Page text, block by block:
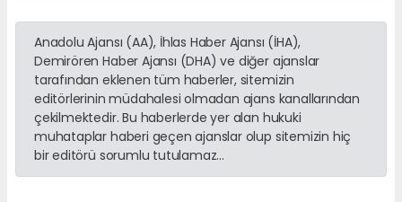
Anadolu Ajansı (AA), İhlas Haber Ajansı (İHA),
Demirören Haber Ajansı (DHA) ve diğer ajanslar
tarafından eklenen tüm haberler, sitemizin
editörlerinin müdahalesi olmadan ajans kanallarından
çekilmektedir. Bu haberlerde yer alan hukuki
muhataplar haberi geçen ajanslar olup sitemizin hiç
bir editörü sorumlu tutulamaz...